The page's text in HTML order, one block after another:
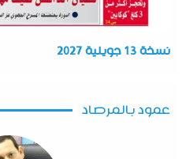
نسخة 13 جويلية 2027
عمود بالمرصاد